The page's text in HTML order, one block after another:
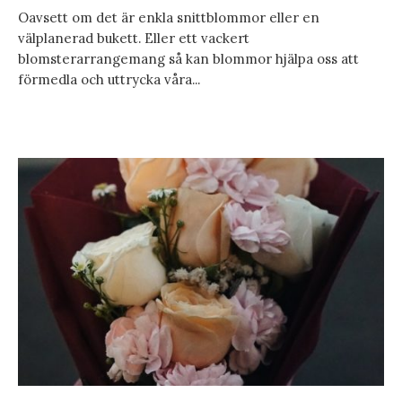
Oavsett om det är enkla snittblommor eller en
välplanerad bukett. Eller ett vackert
blomsterarrangemang så kan blommor hjälpa oss att
förmedla och uttrycka våra...